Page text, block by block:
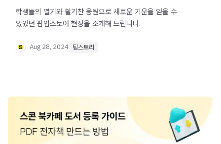
학생들의 열기와 활기찬 응원으로 새로운 기운을 얻을 수
있었던 팝업스토어 현장을 소개해 드립니다.
Aug 28, 2024 팀스토리